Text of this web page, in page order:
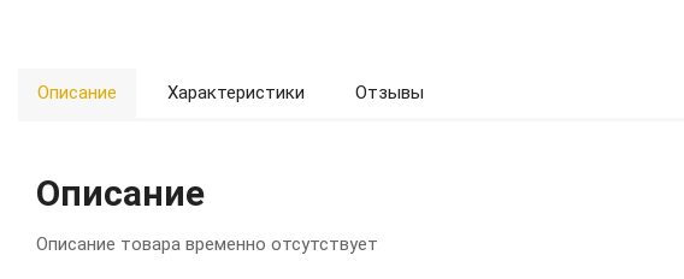
Описание Характеристики Отзывы
Описание
Описание товара временно отсутствует